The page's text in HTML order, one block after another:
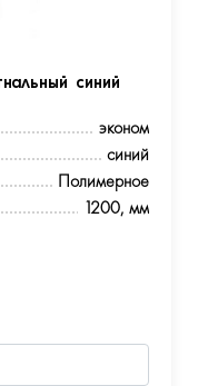
синий
эконом
синий
Полимерное
1200, мм